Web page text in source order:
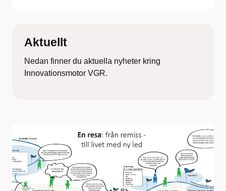
Aktuellt
Nedan finner du aktuella nyheter kring
Innovationsmotor VGR.